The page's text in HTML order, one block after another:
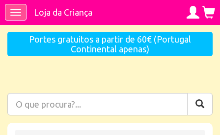
ToggleLoja da Criança
Portes gratuitos a partir de 60€ (Portugal
Continental apenas)